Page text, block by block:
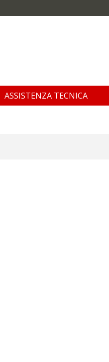
ASSISTENZA TECNICA